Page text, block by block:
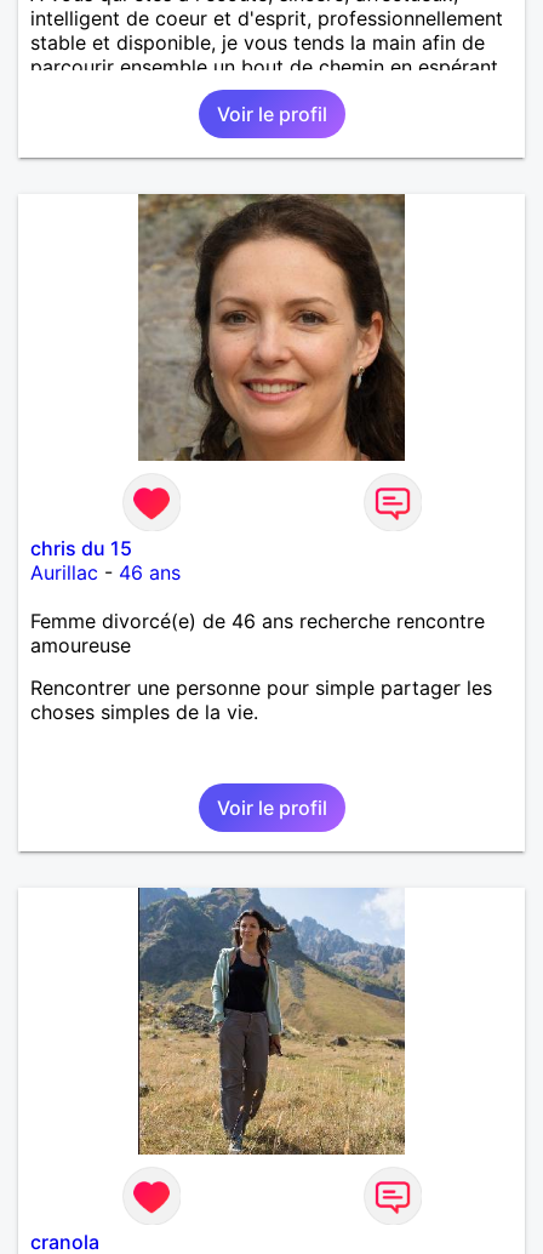
intelligent de coeur et d'esprit, professionnellement
stable et disponible, je vous tends la main afin de
parcourir ensemble un bout de chemin en espérant
que la route soit longue.
Voir le profil
chris du 15
Aurillac - 46 ans
Femme divorcé(e) de 46 ans recherche rencontre
amoureuse
Rencontrer une personne pour simple partager les
choses simples de la vie.
Voir le profil
cranola